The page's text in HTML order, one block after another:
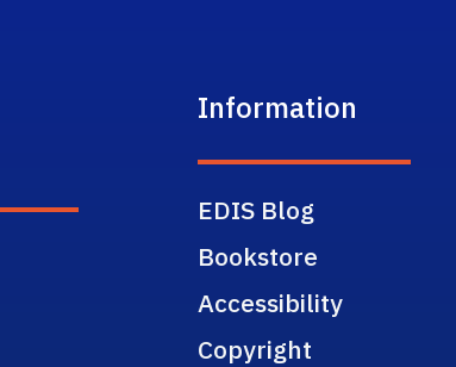
Information
EDIS Blog
Bookstore
Accessibility
Copyright